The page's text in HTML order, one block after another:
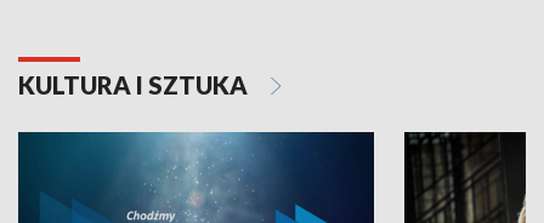
KULTURA I SZTUKA